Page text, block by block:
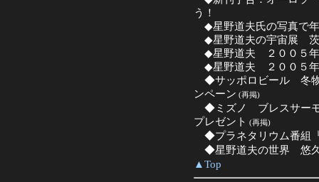
う！
◆星野道夫氏の写真で
◆星野道夫の宇宙展 茨
◆星野道夫 ２００５年
◆星野道夫 ２００５年
◆サッポロビール 冬物
ンペーン (再掲)
◆ミズノ ブレスサーモ
プレゼント (再掲)
◆プラネタリウム番組
◆星野道夫の世界 悠
▲Top